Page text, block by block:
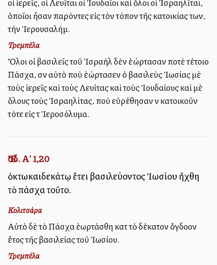
ὁποῖοι ἦσαν παρόντες εἰς τὸν τόπον τῆς κατοικίας των,
τὴν Ἱερουσαλήμ.
Τρεμπέλα
Ὅλοι οἱ βασιλεῖς τοῦ Ἰσραὴλ δὲν ἑώρτασαν ποτὲ τέτοιο
Πάσχα, σὰν αὐτὸ ποὺ ἑώρτασεν ὁ βασιλεὺς Ἰωσίας μὲ
τοὺς ἱερεῖς καὶ τοὺς Λευίτας καὶ τοὺς Ἰουδαίους καὶ μὲ
ὅλους τοὺς Ἰσραηλίτας, ποὺ εὐρέθησαν νὰ κατοικοῦν
τότε εἰς τὰ Ἱεροσόλυμα.
Ἔσδ. Α' 1,20
ὀκτωκαιδεκάτῳ ἔτει βασιλεύοντος Ἰωσίου ἤχθη
τὸ πάσχα τοῦτο.
Κολιτσάρα
Αὐτὸ δὲ τὸ Πάσχα ἑωρτάσθη κατὰ τὸ δέκατον ὄγδοον
ἔτος τῆς βασιλείας τοῦ Ἰωσίου.
Τρεμπέλα